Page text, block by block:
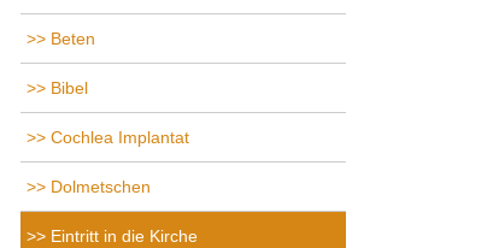
Beten
Bibel
Cochlea Implantat
Dolmetschen
Eintritt in die Kirche